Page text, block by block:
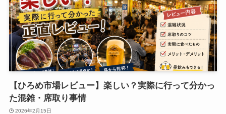
【ひろめ市場レビュー】楽しい？実際に行って分かっ
た混雑・席取り事情
2026年2月15日